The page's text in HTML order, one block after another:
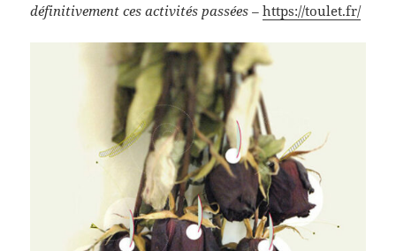
définitivement ces activités passées –https://toulet.fr/